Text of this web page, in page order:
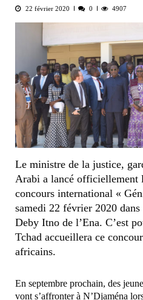
22 février 2020 0 4907
Le ministre de la justice,
Arabi a lancé officiellement
concours international «
samedi 22 février 2020
Deby Itno de l’Ena. C’est
Tchad accueillera ce
africains.
En septembre prochain, des
vont s’affronter à N’Djaména